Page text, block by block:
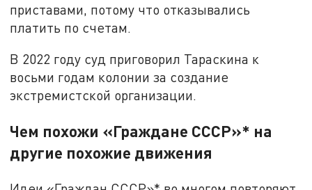
приставами, потому что отказывались
платить по счетам.
В 2022 году суд приговорил Тараскина к
восьми годам колонии за создание
экстремистской организации.
Чем похожи «Граждане СССР»* на
другие похожие движения